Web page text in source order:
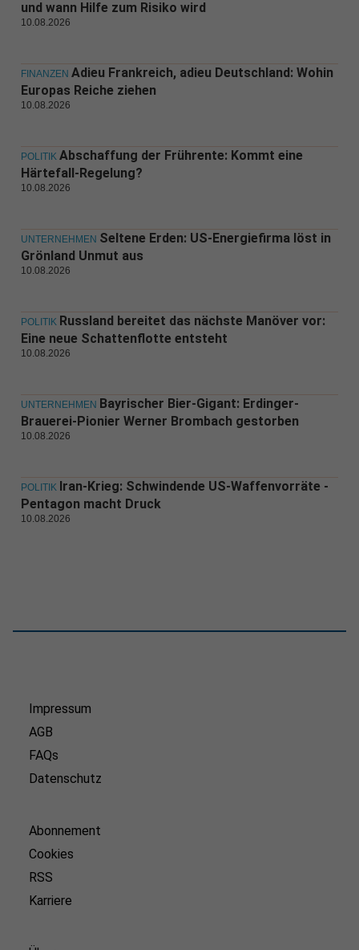
und wann Hilfe zum Risiko wird
10.08.2026
FINANZEN Adieu Frankreich, adieu Deutschland: Wohin
Europas Reiche ziehen
10.08.2026
POLITIK Abschaffung der Frührente: Kommt eine
Härtefall-Regelung?
10.08.2026
UNTERNEHMEN Seltene Erden: US-Energiefirma löst in
Grönland Unmut aus
10.08.2026
POLITIK Russland bereitet das nächste Manöver vor:
Eine neue Schattenflotte entsteht
10.08.2026
UNTERNEHMEN Bayrischer Bier-Gigant: Erdinger-
Brauerei-Pionier Werner Brombach gestorben
10.08.2026
POLITIK Iran-Krieg: Schwindende US-Waffenvorräte -
Pentagon macht Druck
10.08.2026
Impressum
AGB
FAQs
Datenschutz
Abonnement
Cookies
RSS
Karriere